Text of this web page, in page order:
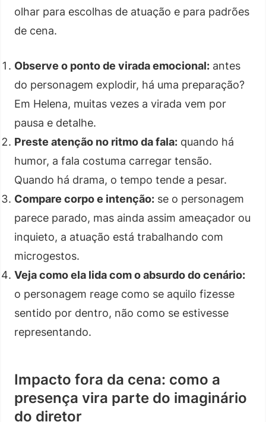
olhar para escolhas de atuação e para padrões
de cena.
Observe o ponto de virada emocional: antes
do personagem explodir, há uma preparação?
Em Helena, muitas vezes a virada vem por
pausa e detalhe.
Preste atenção no ritmo da fala: quando há
humor, a fala costuma carregar tensão.
Quando há drama, o tempo tende a pesar.
Compare corpo e intenção: se o personagem
parece parado, mas ainda assim ameaçador ou
inquieto, a atuação está trabalhando com
microgestos.
Veja como ela lida com o absurdo do cenário:
o personagem reage como se aquilo fizesse
sentido por dentro, não como se estivesse
representando.
Impacto fora da cena: como a
presença vira parte do imaginário
do diretor